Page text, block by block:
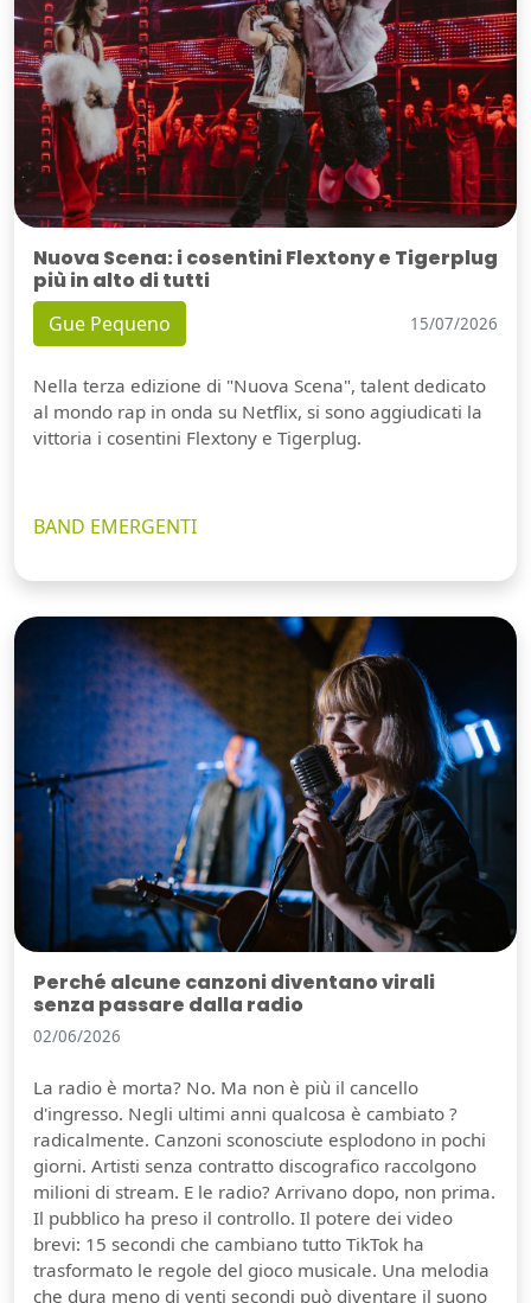
Nuova Scena: i cosentini Flextony e Tigerplug
più in alto di tutti
Gue Pequeno 15/07/2026
Nella terza edizione di "Nuova Scena", talent dedicato
al mondo rap in onda su Netflix, si sono aggiudicati la
vittoria i cosentini Flextony e Tigerplug.
BAND EMERGENTI
Perché alcune canzoni diventano virali
senza passare dalla radio
02/06/2026
La radio è morta? No. Ma non è più il cancello
d'ingresso. Negli ultimi anni qualcosa è cambiato ?
radicalmente. Canzoni sconosciute esplodono in pochi
giorni. Artisti senza contratto discografico raccolgono
milioni di stream. E le radio? Arrivano dopo, non prima.
Il pubblico ha preso il controllo. Il potere dei video
brevi: 15 secondi che cambiano tutto TikTok ha
trasformato le regole del gioco musicale. Una melodia
che dura meno di venti secondi può diventare il suono